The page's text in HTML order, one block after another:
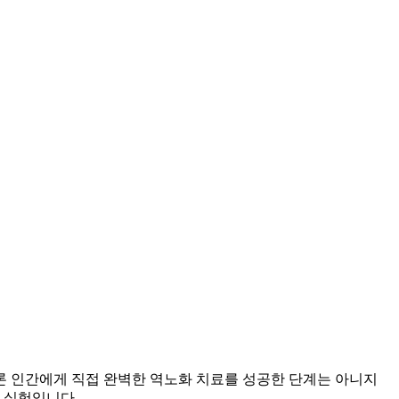
간에게 직접 완벽한 역노화 치료를 성공한 단계는 아니지